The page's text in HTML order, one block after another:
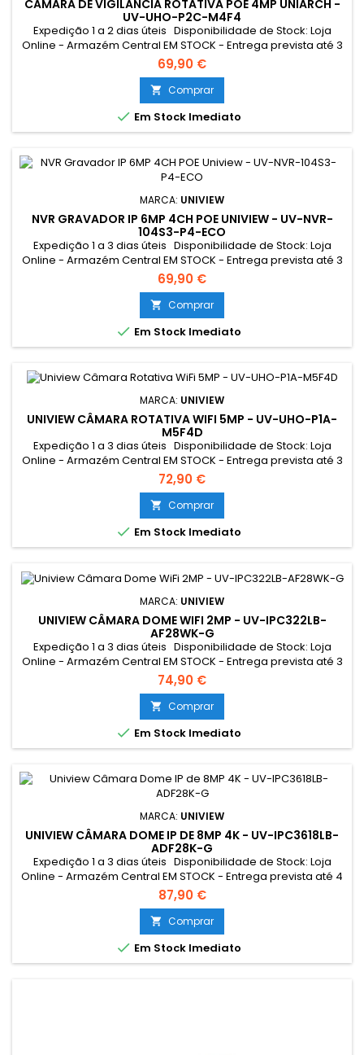
CÂMARA DE VIGILÂNCIA ROTATIVA POE 4MP UNIARCH -
UV-UHO-P2C-M4F4
Expedição 1 a 2 dias úteis Disponibilidade de Stock: Loja
Online - Armazém Central EM STOCK - Entrega prevista até 3
dias úteis Loja Braga - Rua António Fernandes Ferreira
Gomes SEM STOCK - Por encomenda - chegada até 5 dias
úteis
69,90 €
 Comprar
 Em Stock Imediato
MARCA: UNIVIEW
NVR GRAVADOR IP 6MP 4CH POE UNIVIEW - UV-NVR-
104S3-P4-ECO
Expedição 1 a 3 dias úteis Disponibilidade de Stock: Loja
Online - Armazém Central EM STOCK - Entrega prevista até 3
dias úteis Loja Braga - Rua António Fernandes Ferreira
Gomes SEM STOCK - Por encomenda - chegada até 2 dias
úteis
69,90 €
 Comprar
 Em Stock Imediato
MARCA: UNIVIEW
UNIVIEW CÂMARA ROTATIVA WIFI 5MP - UV-UHO-P1A-
M5F4D
Expedição 1 a 3 dias úteis Disponibilidade de Stock: Loja
Online - Armazém Central EM STOCK - Entrega prevista até 3
dias úteis Loja Braga - Rua António Fernandes Ferreira
Gomes SEM STOCK - Por encomenda - chegada até 2 dias
úteis
72,90 €
 Comprar
 Em Stock Imediato
MARCA: UNIVIEW
UNIVIEW CÂMARA DOME WIFI 2MP - UV-IPC322LB-
AF28WK-G
Expedição 1 a 3 dias úteis Disponibilidade de Stock: Loja
Online - Armazém Central EM STOCK - Entrega prevista até 3
dias úteis Loja Braga - Rua António Fernandes Ferreira
Gomes SEM STOCK - Por encomenda - chegada até 2 dias
úteis
74,90 €
 Comprar
 Em Stock Imediato
MARCA: UNIVIEW
UNIVIEW CÂMARA DOME IP DE 8MP 4K - UV-IPC3618LB-
ADF28K-G
Expedição 1 a 3 dias úteis Disponibilidade de Stock: Loja
Online - Armazém Central EM STOCK - Entrega prevista até 4
dias úteis Loja Braga - Rua António Fernandes Ferreira
Gomes SEM STOCK - Por encomenda - chegada até 2 dias
úteis
87,90 €
 Comprar
 Em Stock Imediato